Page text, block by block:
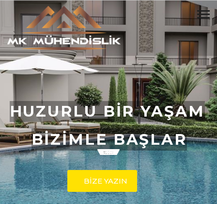
BİZİMLE BAŞLAR
BİZE YAZIN
HUZURLU BİR YAŞAM